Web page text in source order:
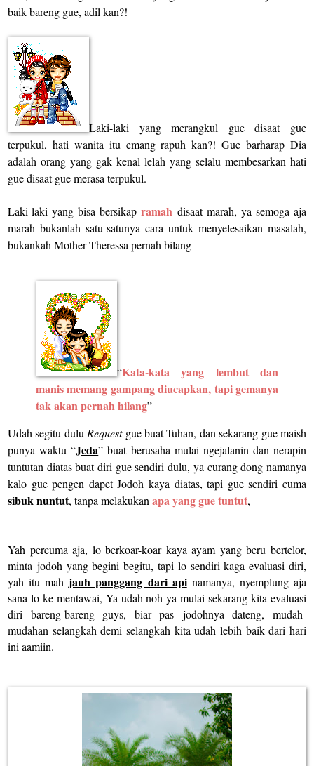
baik bareng gue, adil kan?!
Laki-laki yang merangkul gue disaat gue
terpukul, hati wanita itu emang rapuh kan?! Gue barharap Dia
adalah orang yang gak kenal lelah yang selalu membesarkan hati
gue disaat gue merasa terpukul.
Laki-laki yang bisa bersikapramah disaat marah, ya semoga aja
marah bukanlah satu-satunya cara untuk menyelesaikan masalah,
bukankah Mother Theressa pernah bilang
“Kata-kata yang lembut dan
manis memang gampang diucapkan, tapi gemanya
tak akan pernah hilang”
Udah segitu duluRequestgue buat Tuhan, dan sekarang gue maish
punya waktu “Jeda” buat berusaha mulai ngejalanin dan nerapin
tuntutan diatas buat diri gue sendiri dulu, ya curang dong namanya
kalo gue pengen dapet Jodoh kaya diatas, tapi gue sendiri cuma
sibuk nuntut, tanpa melakukanapa yang gue tuntut,
Yah percuma aja, lo berkoar-koar kaya ayam yang beru bertelor,
minta jodoh yang begini begitu, tapi lo sendiri kaga evaluasi diri,
yah itu mah jauh panggang dari apinamanya, nyemplung aja
sana lo ke mentawai, Ya udah noh ya mulai sekarang kita evaluasi
diri bareng-bareng guys, biar pas jodohnya dateng, mudah-
mudahan selangkah demi selangkah kita udah lebih baik dari hari
ini aamiin.